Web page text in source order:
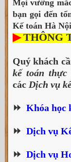
Mọi vướng
bạn gọi đến
Kế toán Hà
▶ THÔNG
Quý khách
kế toán
các Dịch vụ
⏩ Khóa học
⏩ Dịch vụ
⏩ Dịch vụ